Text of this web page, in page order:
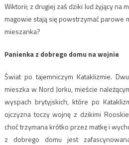
Wiktorii; z drugiej zaś dziki lud żyjący na
magowie stają się powstrzymać parowe
mieszanka?
Panienka z dobrego domu na wojnie
Świat po tajemniczym Kataklizmie.
mieszka w Nord Jorku, mieście
wyspach brytyjskich, które po
ojczyzna toczy wojnę z dzikimi
choć trzymana krótko przez matkę i
z dobrego domu jest